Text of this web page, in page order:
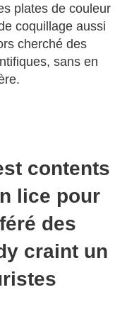
plates de couleur
coquillage aussi
cherché des
sans en
contents
lice pour
des
craint un